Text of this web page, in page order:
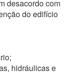
desacordo com
do edifício
hidráulicas e